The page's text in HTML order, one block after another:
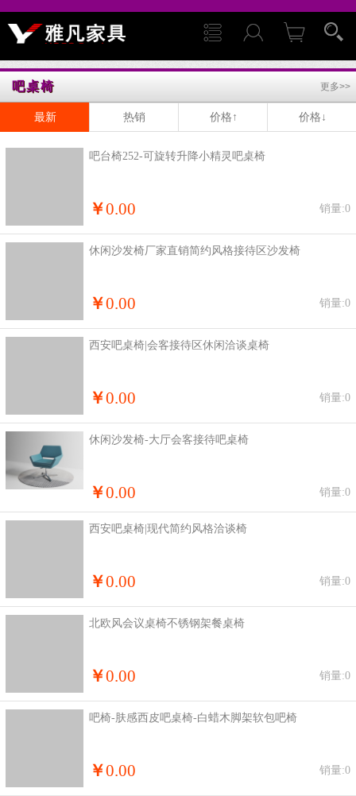
吧桌椅 更多>>
最新 热销 价格↑ 价格↓
吧台椅252-可旋转升降小精灵吧桌椅
￥0.00 销量:0
休闲沙发椅厂家直销简约风格接待区沙发椅
￥0.00 销量:0
西安吧桌椅|会客接待区休闲洽谈桌椅
￥0.00 销量:0
休闲沙发椅-大厅会客接待吧桌椅
￥0.00 销量:0
西安吧桌椅|现代简约风格洽谈椅
￥0.00 销量:0
北欧风会议桌椅不锈钢架餐桌椅
￥0.00 销量:0
吧椅-肤感西皮吧桌椅-白蜡木脚架软包吧椅
￥0.00 销量:0